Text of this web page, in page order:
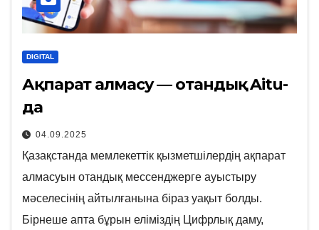
DIGITAL
Ақпарат алмасу — отандық Aitu-
да
04.09.2025
Қазақстанда мемлекеттік қызметшілердің ақпарат
алмасуын отандық мессенджерге ауыстыру
мәселесінің айтылғанына біраз уақыт болды.
Бірнеше апта бұрын еліміздің Цифрлық даму,